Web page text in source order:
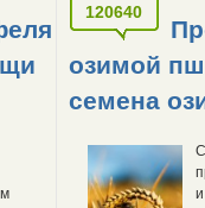
120640
озимой
семена